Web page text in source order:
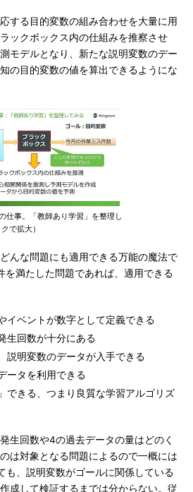
する目的変数の組み合わせを大量に用
ックボックス内の仕組みを推察させ
モデルとなり、新たな説明変数のデー
の目的変数の値を算出できるようにな
事。「教師あり学習」を整理し
で拡大）
んな問題にも適用できる万能の魔法で
を満たした問題であれば、適用できる
イベントが数字として定義できる
生回数が十分にある
説明変数のデータが入手できる
ータを利用できる
できる、つまり良質な学習アルゴリズ
生回数や4の過去データの量はどのく
は対象となる問題によるので一概には
も、説明変数がゴールに関係している
成して検証するまでは分からない。従